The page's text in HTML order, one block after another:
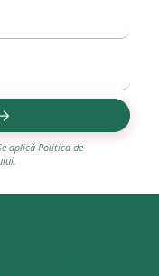
aplică Politica de
.